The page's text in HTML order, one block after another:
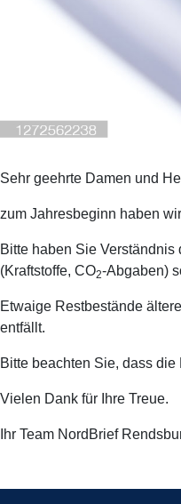
Sehr geehrte Damen und
zum Jahresbeginn haben
Bitte haben Sie
(Kraftstoffe, CO2-Abgaben)
Etwaige Restbestände
entfällt.
Bitte beachten Sie, dass
Vielen Dank für Ihre Treue.
Ihr Team NordBrief